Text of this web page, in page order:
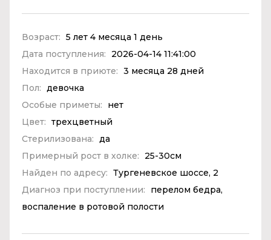
Возраст: 5 лет 4 месяца 1 день
Дата поступления:
2026-04-14 11:41:00
Находится в приюте: 3 месяца 28 дней
Пол: девочка
Особые приметы:
нет
Цвет: трехцветный
Стерилизована: да
Примерный рост в холке:
25-30см
Найден по адресу: Тургеневское шоссе, 2
Диагноз при поступлении:
перелом бедра,
воспаление в ротовой полости